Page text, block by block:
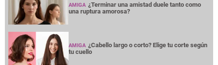
AMIGA ¿Terminar una amistad duele tanto como
una ruptura amorosa?
AMIGA ¿Cabello largo o corto? Elige tu corte según
tu cuello